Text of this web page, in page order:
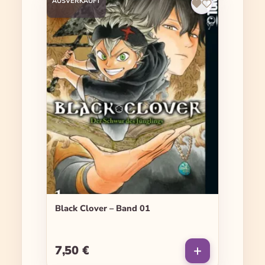
Black Clover – Band 01
Regulärer Preis:
7,50 €